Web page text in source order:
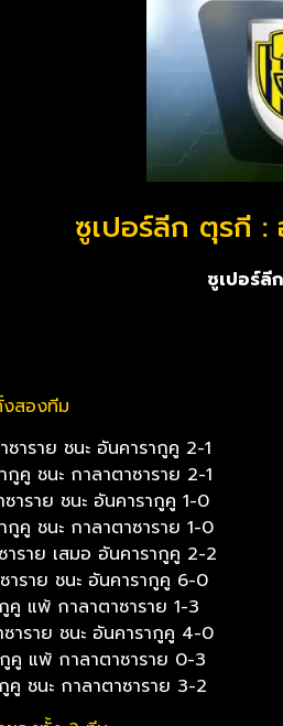
ซูเปอร์ลีก ตุรกี
ซูเปอร์ลี
สองทีม
าราย ชนะ อันคารากูคู 2-1
คู ชนะ กาลาตาซาราย 2-1
าราย ชนะ อันคารากูคู 1-0
คู ชนะ กาลาตาซาราย 1-0
าราย เสมอ อันคารากูคู 2-2
าราย ชนะ อันคารากูคู 6-0
คู แพ้ กาลาตาซาราย 1-3
าราย ชนะ อันคารากูคู 4-0
คู แพ้ กาลาตาซาราย 0-3
คู ชนะ กาลาตาซาราย 3-2